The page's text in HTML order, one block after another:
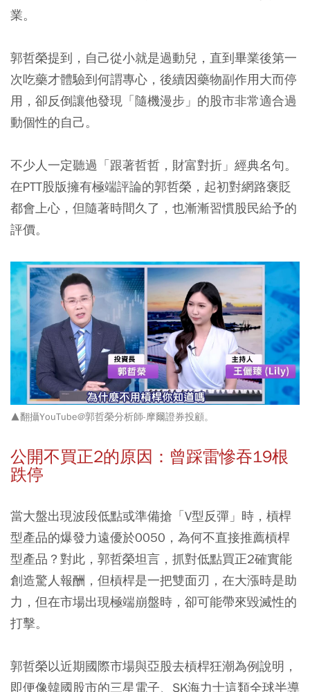
業。
郭哲榮提到，自己從小就是過動兒，直到畢業後第一
次吃藥才體驗到何謂專心，後續因藥物副作用大而停
用，卻反倒讓他發現「隨機漫步」的股市非常適合過
動個性的自己。
不少人一定聽過「跟著哲哲，財富對折」經典名句。
在PTT股版擁有極端評論的郭哲榮，起初對網路褒貶
都會上心，但隨著時間久了，也漸漸習慣股民給予的
評價。
▲翻攝YouTube@郭哲榮分析師-摩爾證券投顧。
公開不買正2的原因：曾踩雷慘吞19根
跌停
當大盤出現波段低點或準備搶「V型反彈」時，槓桿
型產品的爆發力遠優於0050，為何不直接推薦槓桿
型產品？對此，郭哲榮坦言，抓對低點買正2確實能
創造驚人報酬，但槓桿是一把雙面刃，在大漲時是助
力，但在市場出現極端崩盤時，卻可能帶來毀滅性的
打擊。
郭哲榮以近期國際市場與亞股去槓桿狂潮為例說明，
即便像韓國股市的三星電子、SK海力士這類全球半導